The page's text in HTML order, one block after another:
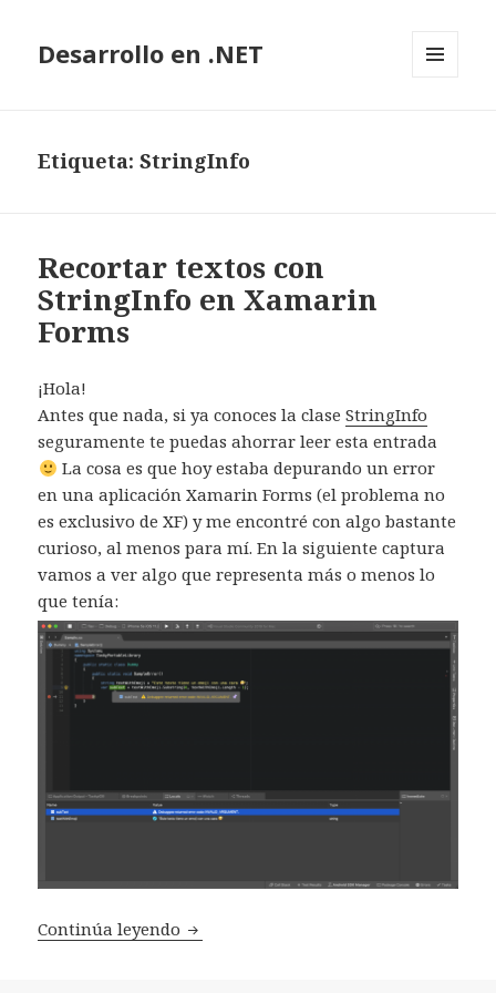
Desarrollo en .NET
Etiqueta: StringInfo
Recortar textos con
StringInfo en Xamarin
Forms
¡Hola!
Antes que nada, si ya conoces la claseStringInfo
seguramente te puedas ahorrar leer esta entrada
La cosa es que hoy estaba depurando un error
en una aplicación Xamarin Forms (el problema no
es exclusivo de XF) y me encontré con algo bastante
curioso, al menos para mí. En la siguiente captura
vamos a ver algo que representa más o menos lo
que tenía:
Continúa leyendo Recortar textos con StringInfo en